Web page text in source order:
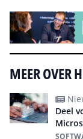
MEER OVER
Deel